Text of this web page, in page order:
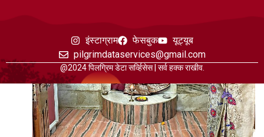
इंस्टाग्राम फेसबुक
यूट्यूब
pilgrimdataservices@gmail.com
@2024 पिलग्रिम डेटा सर्व्हिसेस | सर्व हक्क राखीव.